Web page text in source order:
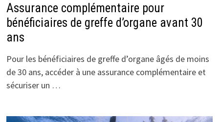
Assurance complémentaire pour
bénéficiaires de greffe d’organe avant 30
ans
Pour les bénéficiaires de greffe d’organe âgés de moins
de 30 ans, accéder à une assurance complémentaire et
sécuriser un …